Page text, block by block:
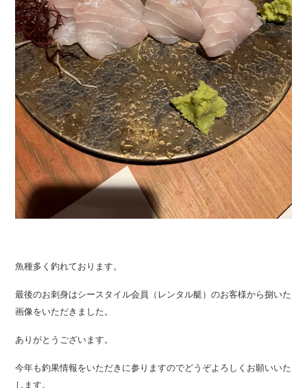
魚種多く釣れております。
最後のお刺身はシースタイル会員（レンタル艇）のお客様から捌いた
画像をいただきました。
ありがとうございます。
今年も釣果情報をいただきに参りますのでどうぞよろしくお願いいた
します。